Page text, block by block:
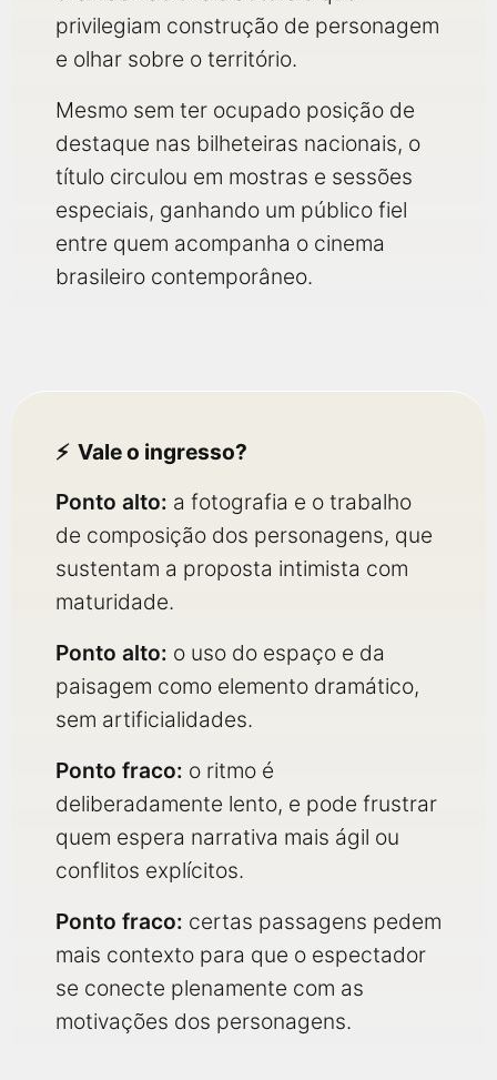
privilegiam construção de personagem
e olhar sobre o território.
Mesmo sem ter ocupado posição de
destaque nas bilheteiras nacionais, o
título circulou em mostras e sessões
especiais, ganhando um público fiel
entre quem acompanha o cinema
brasileiro contemporâneo.
Vale o ingresso?
Ponto alto: a fotografia e o trabalho
de composição dos personagens, que
sustentam a proposta intimista com
maturidade.
Ponto alto: o uso do espaço e da
paisagem como elemento dramático,
sem artificialidades.
Ponto fraco: o ritmo é
deliberadamente lento, e pode frustrar
quem espera narrativa mais ágil ou
conflitos explícitos.
Ponto fraco: certas passagens pedem
mais contexto para que o espectador
se conecte plenamente com as
motivações dos personagens.